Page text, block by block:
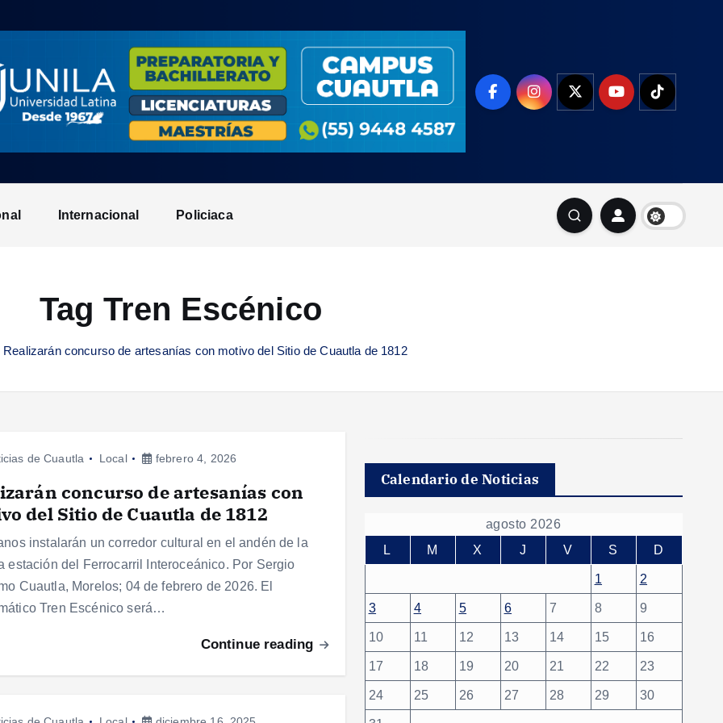
Internacional Policiaca
Tag Tren Escénico
Realizarán concurso de artesanías con motivo del Sitio de Cuautla de 1812
de Cuautla Local febrero 4, 2026
concurso de artesanías con
del Sitio de Cuautla de 1812
instalarán un corredor cultural en el andén de la
estación del Ferrocarril Interoceánico. Por Sergio
Cuautla, Morelos; 04 de febrero de 2026. El
Tren Escénico será…
Continue reading
Calendario de Noticias
agosto 2026
L
M X J V S D
1 2
3 4 5 6 7 8 9
10 11 12 13 14 15 16
17 18 19 20 21 22 23
24 25 26 27 28 29 30